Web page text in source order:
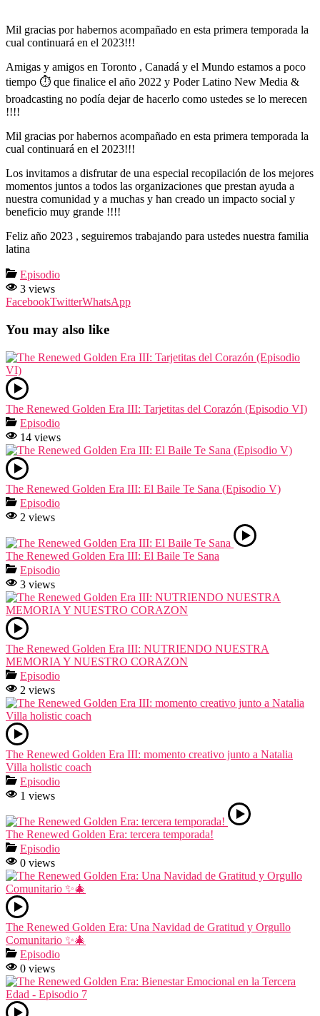
Mil gracias por habernos acompañado en esta primera temporada la
cual continuará en el 2023!!!
Amigas y amigos en Toronto , Canadá y el Mundo estamos a poco
tiempo ⏱️ que finalice el año 2022 y Poder Latino New Media &
broadcasting no podía dejar de hacerlo como ustedes se lo merecen
!!!!
Mil gracias por habernos acompañado en esta primera temporada la
cual continuará en el 2023!!!
Los invitamos a disfrutar de una especial recopilación de los mejores
momentos juntos a todos las organizaciones que prestan ayuda a
nuestra comunidad y a muchas y han creado un impacto social y
beneficio muy grande !!!!
Feliz año 2023 , seguiremos trabajando para ustedes nuestra familia
latina
Episodio
3 views
FacebookTwitterWhatsApp
You may also like
The Renewed Golden Era III: Tarjetitas del Corazón (Episodio VI)
Episodio
14 views
The Renewed Golden Era III: El Baile Te Sana (Episodio V)
Episodio
2 views
The Renewed Golden Era III: El Baile Te Sana
Episodio
3 views
The Renewed Golden Era III: NUTRIENDO NUESTRA
MEMORIA Y NUESTRO CORAZON
Episodio
2 views
The Renewed Golden Era III: momento creativo junto a Natalia
Villa holistic coach
Episodio
1 views
The Renewed Golden Era: tercera temporada!
Episodio
0 views
The Renewed Golden Era: Una Navidad de Gratitud y Orgullo
Comunitario ✨🎄
Episodio
0 views